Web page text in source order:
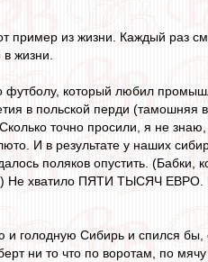
пример из жизни. Каждый раз
жизни.
который любил
в польской перди (тамошняя
точно просили, я не
И в результате у наших
поляков опустить. (Бабки,
Не хватило ПЯТИ ТЫСЯЧ ЕВРО.
голодную Сибирь и спился бы,
ни то что по воротам, по